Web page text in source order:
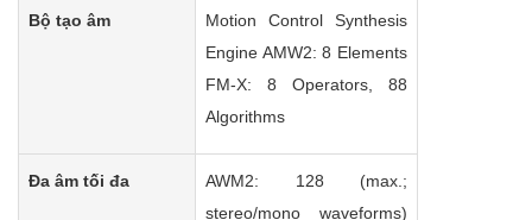
Bộ tạo âm
Motion Control Synthesis
Engine AMW2: 8 Elements
FM-X: 8 Operators, 88
Algorithms
Đa âm tối đa
AWM2: 128 (max.;
stereo/mono waveforms)